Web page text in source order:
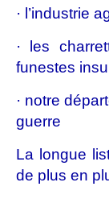
· l’industrie
· les
funestes
· notre
guerre
La longue
de plus en